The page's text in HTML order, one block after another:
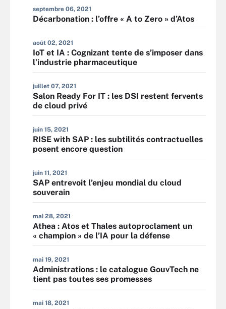
septembre 06, 2021
Décarbonation : l’offre « A to Zero » d’Atos
août 02, 2021
IoT et IA : Cognizant tente de s’imposer dans
l’industrie pharmaceutique
juillet 07, 2021
Salon Ready For IT : les DSI restent fervents
de cloud privé
juin 15, 2021
RISE with SAP : les subtilités contractuelles
posent encore question
juin 11, 2021
SAP entrevoit l’enjeu mondial du cloud
souverain
mai 28, 2021
Athea : Atos et Thales autoproclament un
« champion » de l’IA pour la défense
mai 19, 2021
Administrations : le catalogue GouvTech ne
tient pas toutes ses promesses
mai 18, 2021